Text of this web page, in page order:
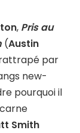
, Pris au
(Austin
par
new-
pourquoi il
Smith